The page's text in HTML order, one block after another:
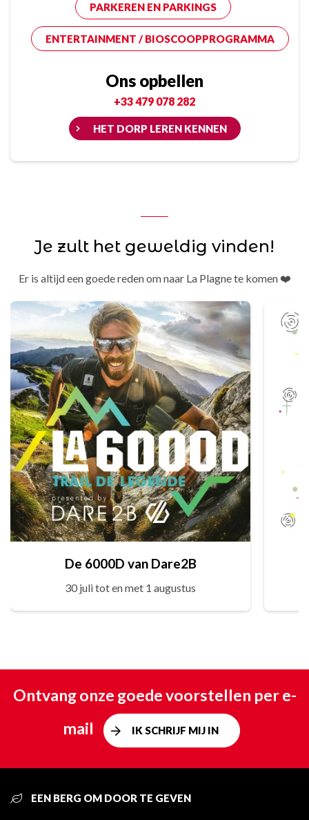
PARKEREN EN PARKINGS
ENTERTAINMENT / BIOSCOOPPROGRAMMA
Ons opbellen
+33 479 078 282
HET DORP LEREN KENNEN
Je zult het geweldig vinden!
Er is altijd een goede reden om naar La Plagne te komen ❤️
De 6000D van Dare2B
30 juli tot en met 1 augustus
Ontvang onze goede voorstellen per e-
mail
IK SCHRIJF MIJ IN
EEN BERG OM DOOR TE GEVEN